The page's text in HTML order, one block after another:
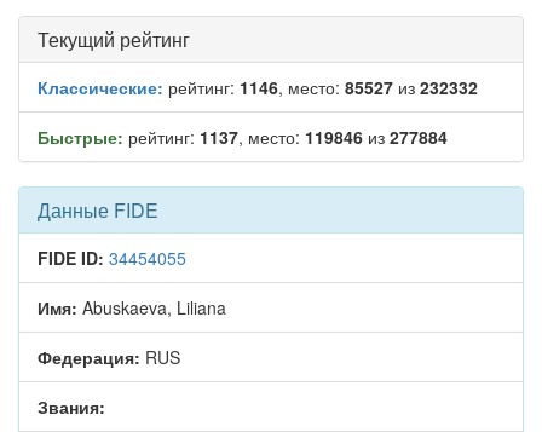
Текущий рейтинг
Классические: рейтинг: 1146, место: 85527 из 232332
Быстрые: рейтинг: 1137, место: 119846 из 277884
Данные FIDE
FIDE ID: 34454055
Имя: Abuskaeva, Liliana
Федерация: RUS
Звания: